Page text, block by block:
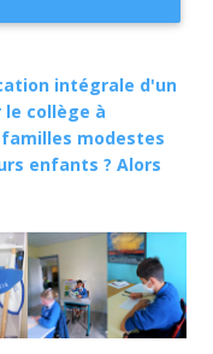
intégrale d'un
collège à
modestes
enfants ? Alors